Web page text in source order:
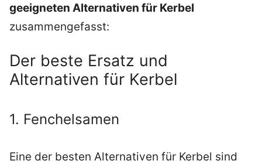
geeigneten Alternativen für Kerbel
zusammengefasst:
Der beste Ersatz und
Alternativen für Kerbel
1. Fenchelsamen
Eine der besten Alternativen für Kerbel sind